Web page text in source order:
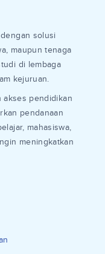
solusi
maupun tenaga
di lembaga
kejuruan.
akses pendidikan
pendanaan
mahasiswa,
meningkatkan